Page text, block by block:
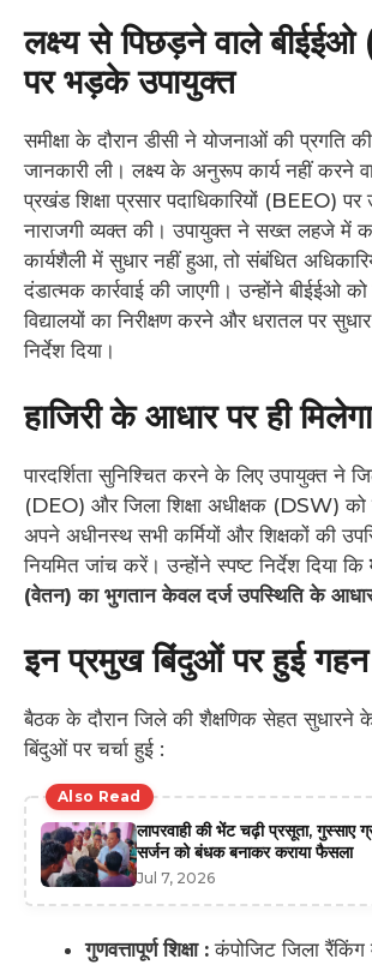
लक्ष्य से पिछड़ने वाले
पर भड़के उपायुक्त
समीक्षा के दौरान डीसी ने योजनाओं की प्रगति
जानकारी ली। लक्ष्य के अनुरूप कार्य नहीं करने
प्रखंड शिक्षा प्रसार पदाधिकारियों (BEEO) पर
नाराजगी व्यक्त की। उपायुक्त ने सख्त लहजे में
कार्यशैली में सुधार नहीं हुआ, तो संबंधित
दंडात्मक कार्रवाई की जाएगी। उन्होंने बीईईओ
विद्यालयों का निरीक्षण करने और धरातल पर
निर्देश दिया।
हाजिरी के आधार पर ही
पारदर्शिता सुनिश्चित करने के लिए उपायुक्त ने
(DEO) और जिला शिक्षा अधीक्षक (DSW) को
अपने अधीनस्थ सभी कर्मियों और शिक्षकों की
नियमित जांच करें। उन्होंने स्पष्ट निर्देश दिया कि
(वेतन) का भुगतान केवल दर्ज उपस्थिति के आधार
इन प्रमुख बिंदुओं पर हुई गहन
बैठक के दौरान जिले की शैक्षणिक सेहत सुधारने
बिंदुओं पर चर्चा हुई :
Also Read
लापरवाही की भेंट चढ़ी प्रसूता, गुस्साए
सर्जन को बंधक बनाकर कराया फैसला
Jul 7, 2026
गुणवत्तापूर्ण शिक्षा : कंपोजिट जिला